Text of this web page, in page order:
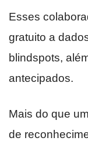
Esses
gratuito a
blindspots,
antecipados.
Mais do que
de